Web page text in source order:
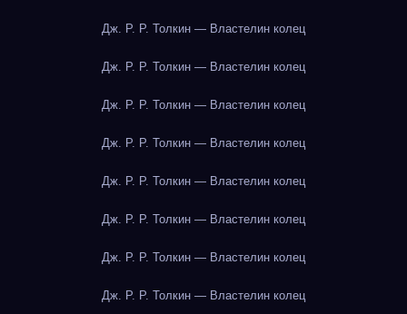
Дж. Р. Р. Толкин — Властелин колец
Дж. Р. Р. Толкин — Властелин колец
Дж. Р. Р. Толкин — Властелин колец
Дж. Р. Р. Толкин — Властелин колец
Дж. Р. Р. Толкин — Властелин колец
Дж. Р. Р. Толкин — Властелин колец
Дж. Р. Р. Толкин — Властелин колец
Дж. Р. Р. Толкин — Властелин колец